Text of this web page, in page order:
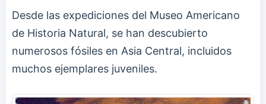
Desde las expediciones del Museo Americano
de Historia Natural, se han descubierto
numerosos fósiles en Asia Central, incluidos
muchos ejemplares juveniles.